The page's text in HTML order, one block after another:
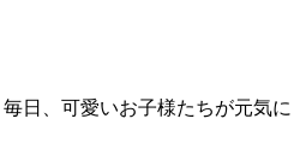
日、可愛いお子様たちが元気に